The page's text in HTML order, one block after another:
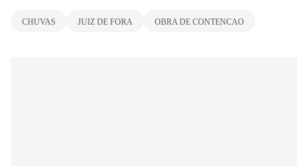
CHUVAS JUIZ DE FORA OBRA DE CONTENCAO